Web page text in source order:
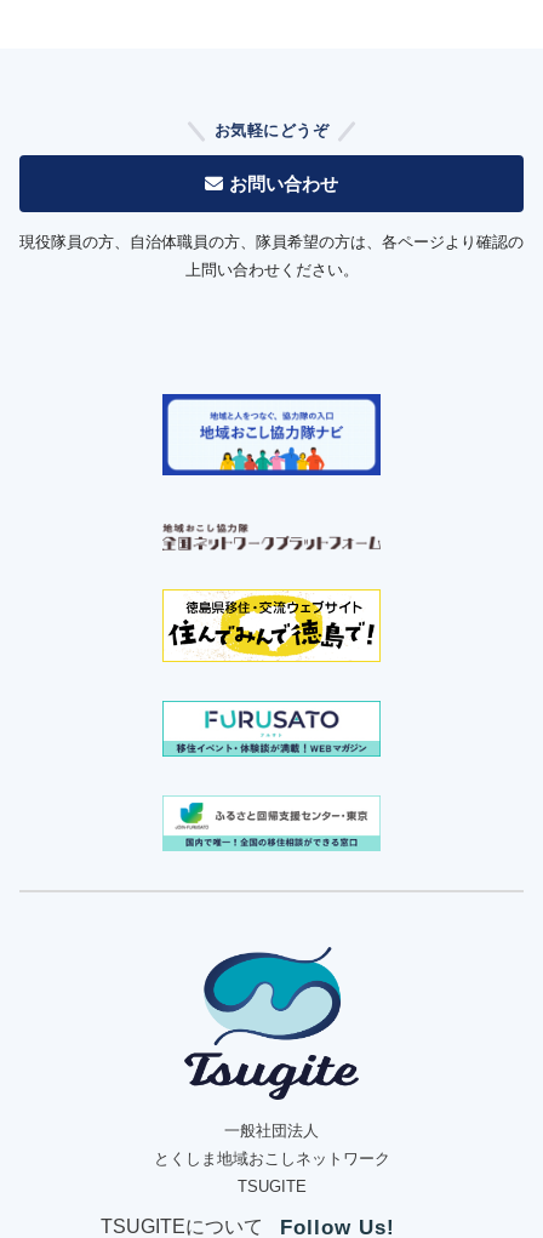
お気軽にどうぞ
お問い合わせ
現役隊員の方、自治体職員の方、隊員希望の方は、各ページより確認の
上問い合わせください。
一般社団法人
とくしま地域おこしネットワーク
TSUGITE
TSUGITEについて Follow Us!